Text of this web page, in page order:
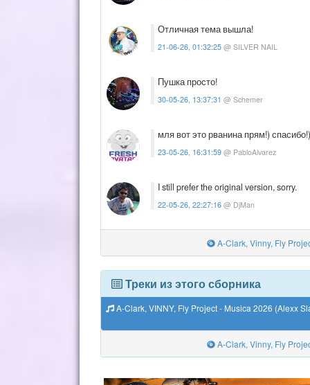
Отличная тема вышла!
21-06-26, 01:32:25 @ SILVER NAIL
Пушка просто!
30-05-26, 13:37:31 @ Schemer
мля вот это рванина прям!)
23-05-26, 16:31:59 @ PabloAlvarez
I still prefer the original version, sorry.
22-05-26, 22:27:16 @ DjMan
A-Clark, Vinny, Fly
Треки из этого сборника
A-Clark, VINNY, Fly Project - Musica 2026 (Alexx
A-Clark, Vinny, Fly